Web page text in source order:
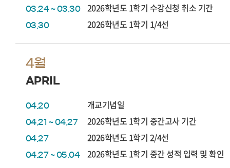
03.24 ~ 03.30 2026학년도 1학기 수강신청 취소 기간
03.30 2026학년도 1학기 1/4선
4월
APRIL
04.20 개교기념일
04.21 ~ 04.27 2026학년도 1학기 중간고사 기간
04.27 2026학년도 1학기 2/4선
04.27 ~ 05.04 2026학년도 1학기 중간 성적 입력 및 확인